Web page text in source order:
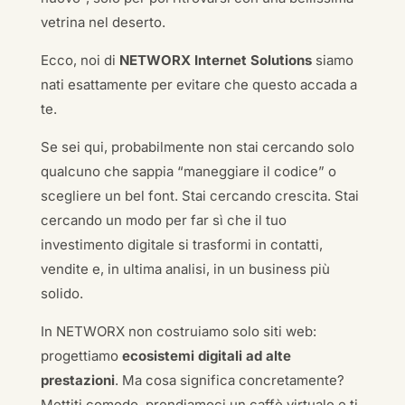
vetrina nel deserto.
Ecco, noi di NETWORX Internet Solutionssiamo
nati esattamente per evitare che questo accada a
te.
Se sei qui, probabilmente non stai cercando solo
qualcuno che sappia “maneggiare il codice” o
scegliere un bel font. Stai cercando crescita. Stai
cercando un modo per far sì che il tuo
investimento digitale si trasformi in contatti,
vendite e, in ultima analisi, in un business più
solido.
In NETWORX non costruiamo solo siti web:
progettiamo ecosistemi digitali ad alte
prestazioni. Ma cosa significa concretamente?